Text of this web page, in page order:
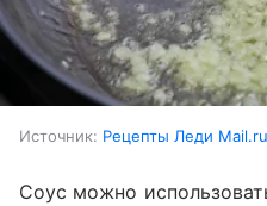
Источник: Рецепты Леди Mail.ru
Соус можно